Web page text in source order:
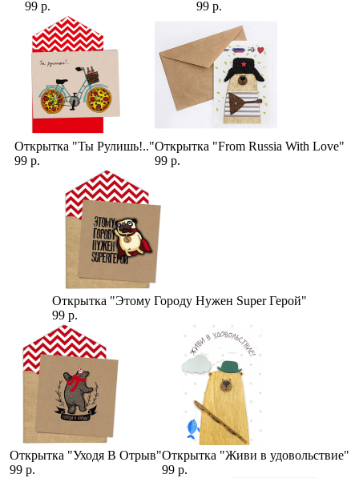
99 р. 99 р.
Открытка "Ты Рулишь!.."
99 р.
Открытка "From Russia With Love"
99 р.
Открытка "Этому Городу Нужен Super Герой"
99 р.
Открытка "Уходя В Отрыв"
99 р.
Открытка "Живи в удовольствие"
99 р.